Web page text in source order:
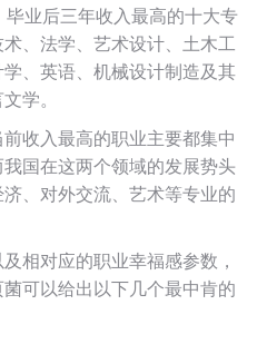
业后三年收入最高的十大专
、法学、艺术设计、土木工
、英语、机械设计制造及其
学。
收入最高的职业主要都集中
国在这两个领域的发展势头
、对外交流、艺术等专业的
相对应的职业幸福感参数，
可以给出以下几个最中肯的